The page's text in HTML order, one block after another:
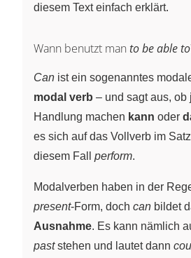
diesem Text einfach erklärt.
Wann benutzt man to be able to
Can ist ein sogenanntes
modal verb – und sagt aus, ob
Handlung machen kann oder
es sich auf das Vollverb im
diesem Fall perform.
Modalverben haben in der
present-Form, doch can bildet
Ausnahme. Es kann nämlich
paststehen und lautet dann